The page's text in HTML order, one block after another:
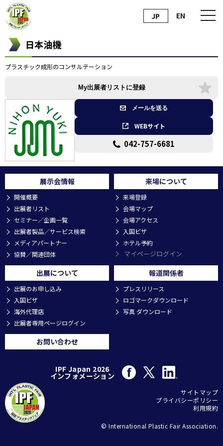
JP EN
日本油機
プラスチック成形のコンサルテーション
My出展者リストに登録
メールを送る
WEBサイト
042-757-6681
展示会情報
開催概要
出展者リスト
セミナー／企画一覧
出展者製品／サービス検索
メディアパートナー
協賛／関連団体
来場について
来場登録
会場マップ
会場アクセス
入国ビザ
ホテル予約
マイページログイン
出展について
出展のお申し込み
入国ビザ
海外代理店
出展者専用ページログイン
報道関係者
プレスリリース
ロゴマークダウンロード
写真 ダウンロード
お問い合わせ
IPF Japan 2026
インフォメーション
サイトマップ
プライバシーポリシー
利用規約
© International Plastic Fair Association.